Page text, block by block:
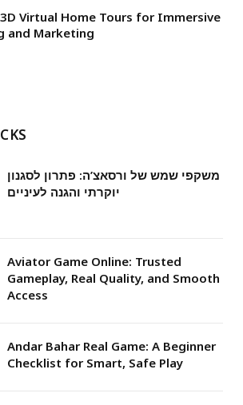
Virtual Home Tours for Immersive
and Marketing
משקפי שמש של ורסאצ’ה: פתרון לסגנון
יוקרתי והגנה לעיניים
Aviator Game Online: Trusted
Gameplay, Real Quality, and Smooth
Access
Andar Bahar Real Game: A Beginner
Checklist for Smart, Safe Play